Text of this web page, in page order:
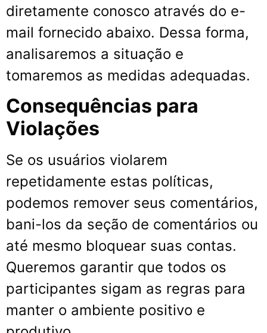
diretamente conosco através do e-
mail fornecido abaixo. Dessa forma,
analisaremos a situação e
tomaremos as medidas adequadas.
Consequências para
Violações
Se os usuários violarem
repetidamente estas políticas,
podemos remover seus comentários,
bani-los da seção de comentários ou
até mesmo bloquear suas contas.
Queremos garantir que todos os
participantes sigam as regras para
manter o ambiente positivo e